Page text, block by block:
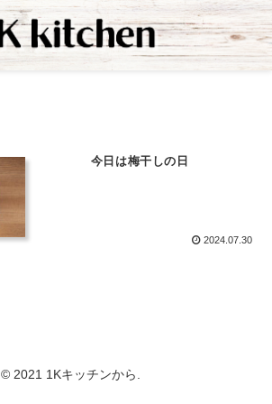
今日は梅干しの日
2024.07.30
© 2021 1Kキッチンから.